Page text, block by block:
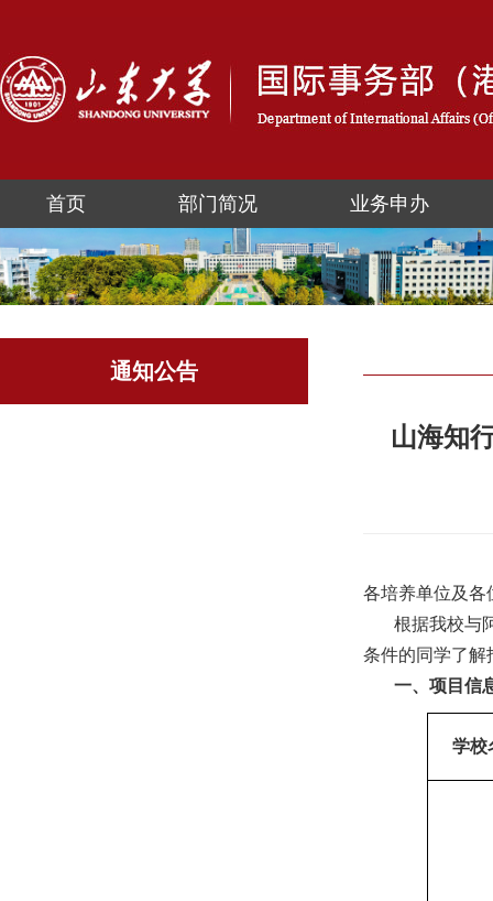
首页 部门简况 业务申办
通知公告
山海知
各培养单位及各
根据我校与
条件的同学了解
一、项目信
学校